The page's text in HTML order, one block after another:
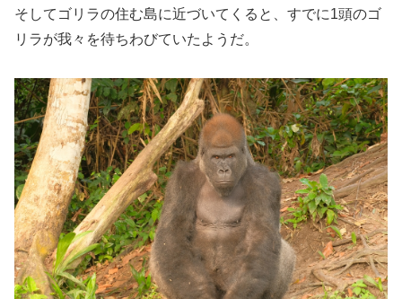
そしてゴリラの住む島に近づいてくると、すでに1頭のゴ
リラが我々を待ちわびていたようだ。